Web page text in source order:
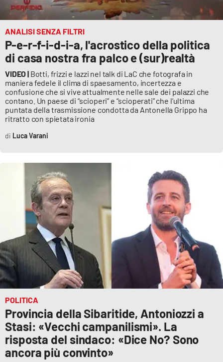
ANALISI SENZA FILTRI
P-e-r-f-i-d-i-a, l'acrostico della politica
di casa nostra fra palco e (sur)realtà
VIDEO |Botti, frizzi e lazzi nel talk di LaC che fotografa in
maniera fedele il clima di spaesamento, incertezza e
confusione che si vive attualmente nelle sale dei palazzi che
contano. Un paese di “scioperi” e “scioperati” che l'ultima
puntata della trasmissione condotta da Antonella Grippo ha
ritratto con spietata ironia
Luca Varani
POLITICA
Provincia della Sibaritide, Antoniozzi a
Stasi: «Vecchi campanilismi». La
risposta del sindaco: «Dice No? Sono
ancora più convinto»